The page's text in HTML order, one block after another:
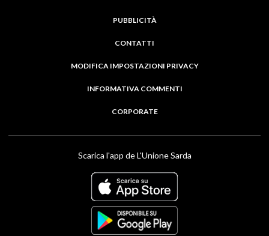
PUBBLICITÀ
CONTATTI
MODIFICA IMPOSTAZIONI PRIVACY
INFORMATIVA COMMENTI
CORPORATE
Scarica l'app de L'Unione Sarda